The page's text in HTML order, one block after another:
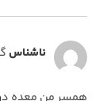
ناشناس